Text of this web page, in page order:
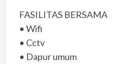
FASILITAS BERSAMA
• Wifi
• Cctv
• Dapur umum